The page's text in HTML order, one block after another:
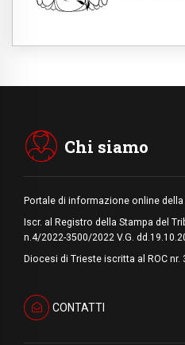
Chi siamo
Portale di informazione online
Iscr. al Registro della Stampa del
n.4/2022-3500/2022 V.G.
Diocesi di Trieste iscritta al ROC nr.
CONTATTI